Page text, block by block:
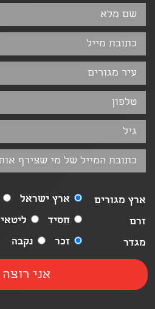
ארץ מגורים ארץ ישראל
זרם
חסיד ליטאי
מגדר
זכר נקבה